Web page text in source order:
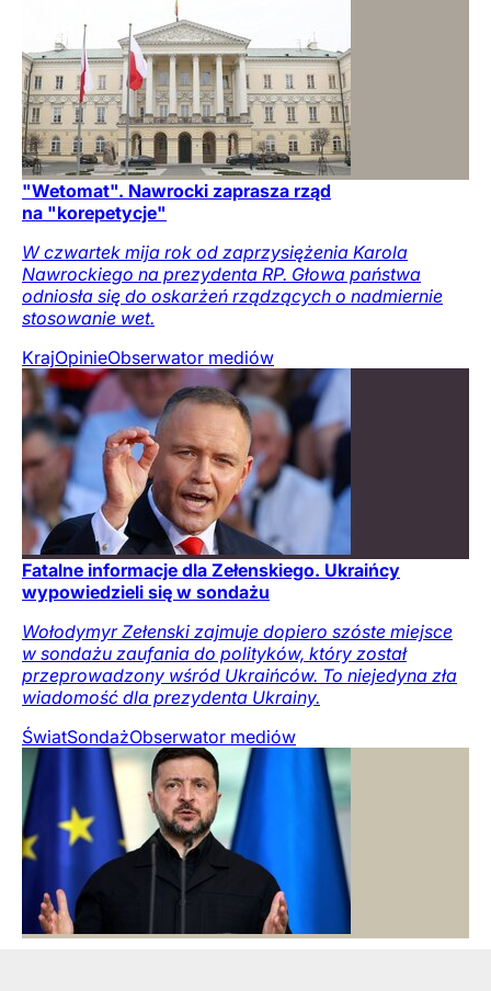
"Wetomat". Nawrocki zaprasza rząd
na "korepetycje"
W czwartek mija rok od zaprzysiężenia Karola
Nawrockiego na prezydenta RP. Głowa państwa
odniosła się do oskarżeń rządzących o nadmiernie
stosowanie wet.
KrajOpinieObserwator mediów
Fatalne informacje dla Zełenskiego. Ukraińcy
wypowiedzieli się w sondażu
Wołodymyr Zełenski zajmuje dopiero szóste miejsce
w sondażu zaufania do polityków, który został
przeprowadzony wśród Ukraińców. To niejedyna zła
wiadomość dla prezydenta Ukrainy.
ŚwiatSondażObserwator mediów